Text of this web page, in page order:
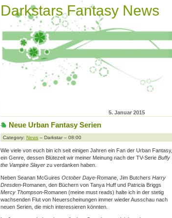
Darkstars Fantasy News
5. Januar 2015
Neue Urban Fantasy Serien
Category: News – Darkstar – 08:00
Wie viele von euch bin ich seit einigen Jahren ein Fan der Urban Fantasy,
ein Genre, dessen Blütezeit wir meiner Meinung nach der TV-Serie Buffy
the Vampire Slayer zu verdanken haben.
Neben Seanan McGuires October Daye-Romane, Jim Butchers Harry
Dresden-Romanen, den Büchern von Tanya Huff und Patricia Briggs
Mercy Thompson-Romanen (meine must reads) halte ich in der stetig
wachsenden Flut von Neuerscheinungen immer wieder Ausschau nach
neuen Serien, die mich interessieren könnten.